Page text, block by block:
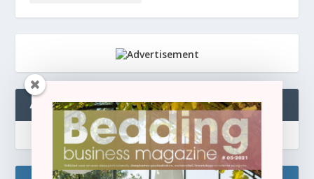
ABONNEREN